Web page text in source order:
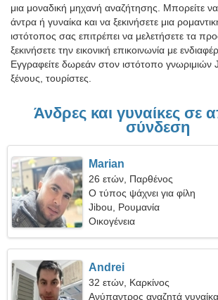
μια μοναδική μηχανή αναζήτησης. Μπορείτε να
άντρα ή γυναίκα και να ξεκινήσετε μια
ιστότοπος σας επιτρέπει να μελετήσετε τα
ξεκινήσετε την εικονική επικοινωνία με
Εγγραφείτε δωρεάν στον ιστότοπο γνωριμιών
ξένους, τουρίστες.
Άνδρες και γυναίκες σε
σύνδεση
Marian
26 ετών, Παρθένος
Ο τύπος ψάχνει για φίλη
Jibou, Ρουμανία
Οικογένεια
Andrei
32 ετών, Καρκίνος
Ανύπαντρος αναζητά γυναίκα